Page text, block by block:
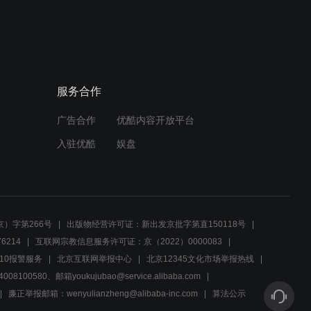
服务合作
广告合作 优酷内容开放平台
入驻优酷 娱盘
）字第266号
出版物经营许可证：新出发京批字第直150118号
互联网宗教信息服务许可证：京（2022）0000083
报警服务
北京互联网举报中心
北京12345文化市场举报热线
、邮箱youkujubao@service.alibaba.com
廉正举报邮箱：wenyulianzheng@alibaba-inc.com
算法公示